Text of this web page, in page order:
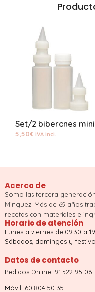
5,50€ IVA Incl.
Acerca de
Somo las tercera
Minguez. Más de 65 años
recetas con materiales e
Horario de atención
Lunes a viernes de 09.30 a
Sábados, domingos y
Datos de contacto
Pedidos Online: 91 522 95 06
Móvil: 60 804 50 35